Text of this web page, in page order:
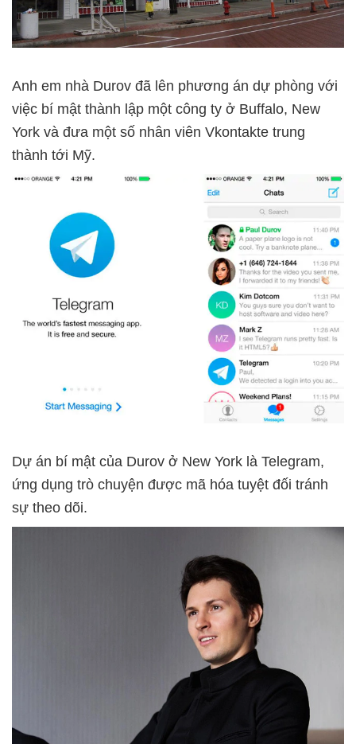
Anh em nhà Durov đã lên phương án dự phòng với
việc bí mật thành lập một công ty ở Buffalo, New
York và đưa một số nhân viên Vkontakte trung
thành tới Mỹ.
Dự án bí mật của Durov ở New York là Telegram,
ứng dụng trò chuyện được mã hóa tuyệt đối tránh
sự theo dõi.